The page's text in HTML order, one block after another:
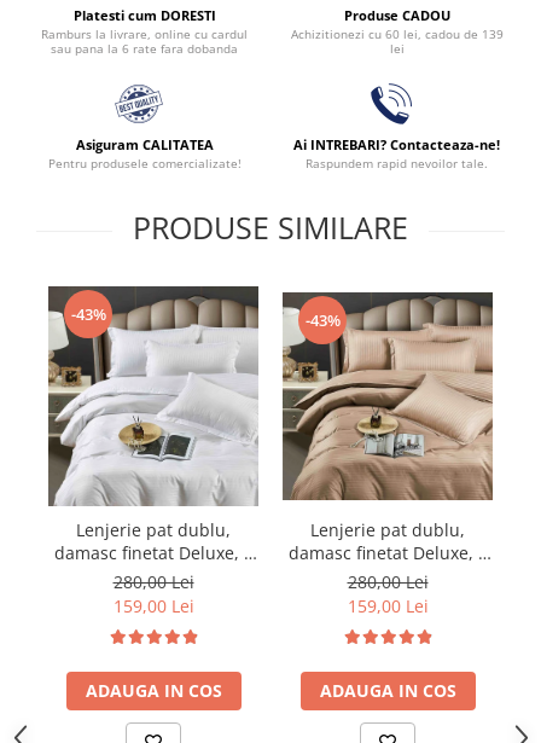
Platesti cum DORESTI
Ramburs la livrare, online cu cardul
sau pana la 6 rate fara dobanda
Produse CADOU
Achizitionezi cu 60 lei, cadou de 139
lei
Asiguram CALITATEA
Pentru produsele comercializate!
Ai INTREBARI? Contacteaza-ne!
Raspundem rapid nevoilor tale.
PRODUSE SIMILARE
-43%
Lenjerie pat dublu,
damasc finetat Deluxe, 6
piese, cearceaf pat cu
elastic, Alb
280,00 Lei
159,00 Lei
ADAUGA IN COS
-43%
Lenjerie pat dublu,
damasc finetat Deluxe, 6
piese, cearceaf pat cu
elastic, Maro
280,00 Lei
159,00 Lei
ADAUGA IN COS